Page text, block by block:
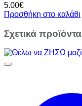
5.00€
Προσθήκη στο καλάθι
Σχετικά προϊόντα